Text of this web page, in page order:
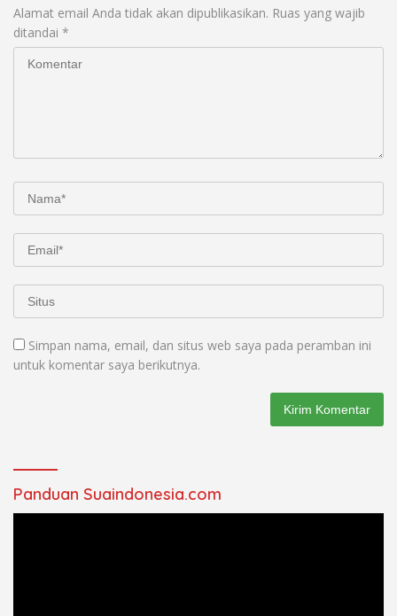
Alamat email Anda tidak akan dipublikasikan. Ruas yang wajib
ditandai *
Simpan nama, email, dan situs web saya pada peramban ini
untuk komentar saya berikutnya.
Panduan Suaindonesia.com